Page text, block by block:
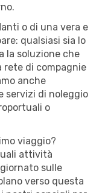
o di una vera e
qualsiasi sia lo
la soluzione che
rete di compagnie
anche
servizi di noleggio
o
viaggio?
attività
sulle
verso questa